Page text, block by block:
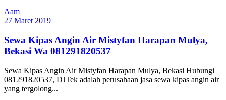
Aam
27 Maret 2019
Sewa Kipas Angin Air Mistyfan Harapan Mulya,
Bekasi Wa 081291820537
Sewa Kipas Angin Air Mistyfan Harapan Mulya, Bekasi Hubungi
081291820537, DJTek adalah perusahaan jasa sewa kipas angin air
yang tergolong...